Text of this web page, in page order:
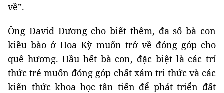
về”.
Ông David Dương cho biết thêm, đa số bà con
kiều bào ở Hoa Kỳ muốn trở về đóng góp cho
quê hương. Hầu hết bà con, đặc biệt là các trí
thức trẻ muốn đóng góp chất xám tri thức và các
kiến thức khoa học tân tiến để phát triển đất